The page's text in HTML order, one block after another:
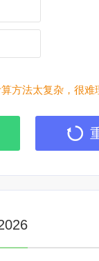
方法太复杂，很难